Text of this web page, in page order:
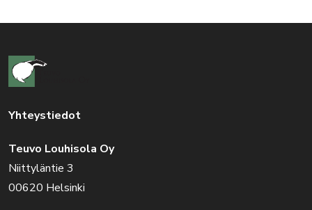
Yhteystiedot
Teuvo Louhisola Oy
Niittyläntie 3
00620 Helsinki